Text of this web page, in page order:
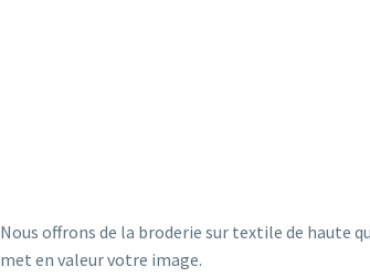
Nous offrons de la broderie sur textile de
met en valeur votre image.